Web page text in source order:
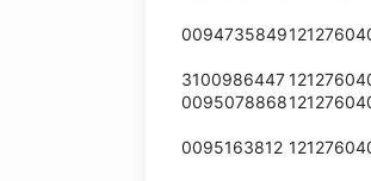
0094735849
3100986447
0095078868
0095163812